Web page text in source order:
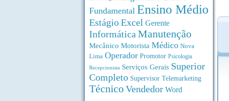
Fundamental Ensino Médio
EstágioExcel Gerente
Informática Manutenção
Mecânico Motorista Médico Nova
Lima Operador Promotor Psicologia
Recepcionista Serviços Gerais Superior
Completo Supervisor Telemarketing
TécnicoVendedor Word